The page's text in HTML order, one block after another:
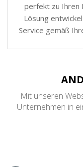
perfekt zu Ihren
Lösung
Service gemäß
Mit unseren
Unternehmen in